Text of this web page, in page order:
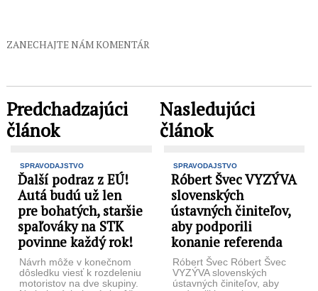
ZANECHAJTE NÁM KOMENTÁR
Predchadzajúci
článok
SPRAVODAJSTVO
Ďalší podraz z EÚ!
Autá budú už len
pre bohatých, staršie
spaľováky na STK
povinne každý rok!
Návrh môže v konečnom
dôsledku viesť k rozdeleniu
motoristov na dve skupiny.
Nasledujúci
článok
SPRAVODAJSTVO
Róbert Švec VYZÝVA
slovenských
ústavných činiteľov,
aby podporili
konanie referenda
Róbert Švec Róbert Švec
VYZÝVA slovenských
ústavných činiteľov, aby